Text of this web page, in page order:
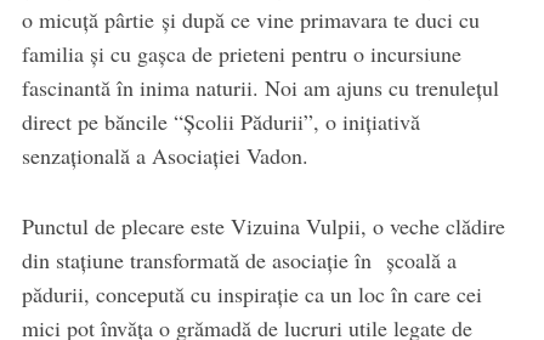
o micuță pârtie și după ce vine primavara te duci cu
familia și cu gașca de prieteni pentru o incursiune
fascinantă în inima naturii. Noi am ajuns cu trenulețul
direct pe băncile “Școlii Pădurii”, o inițiativă
senzațională a Asociației Vadon.
Punctul de plecare este Vizuina Vulpii, o veche clădire
din stațiune transformată de asociație în școală a
pădurii, concepută cu inspirație ca un loc în care cei
mici pot învăța o grămadă de lucruri utile legate de